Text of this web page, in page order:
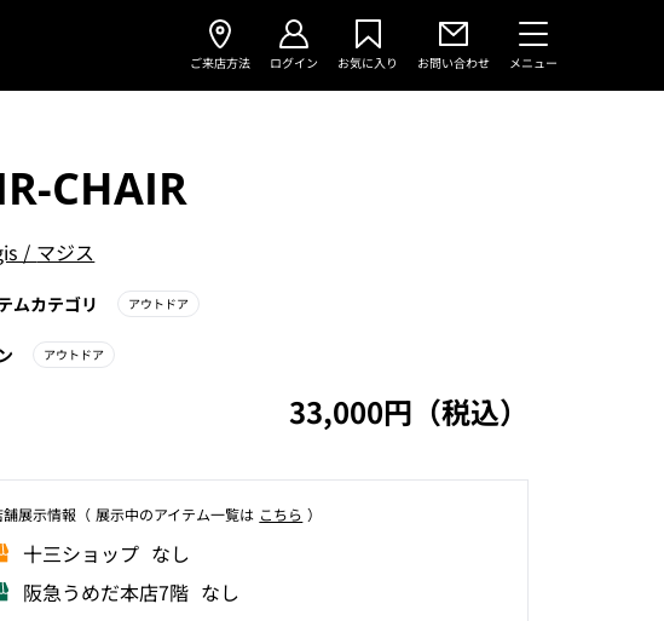
ご来店方法 ログイン お気に入り お問い合わせ メニュー
CHAIR
/ マジス
ムカテゴリ アウトドア
アウトドア
33,000円（税込）
舗展⽰情報（ 展⽰中のアイテム⼀覧は こちら ）
⼗三ショップ なし
阪急うめだ本店7階 なし